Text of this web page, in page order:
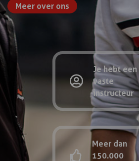
Meer over ons
Je hebt een
vaste
instructeur
Meer dan
150.000